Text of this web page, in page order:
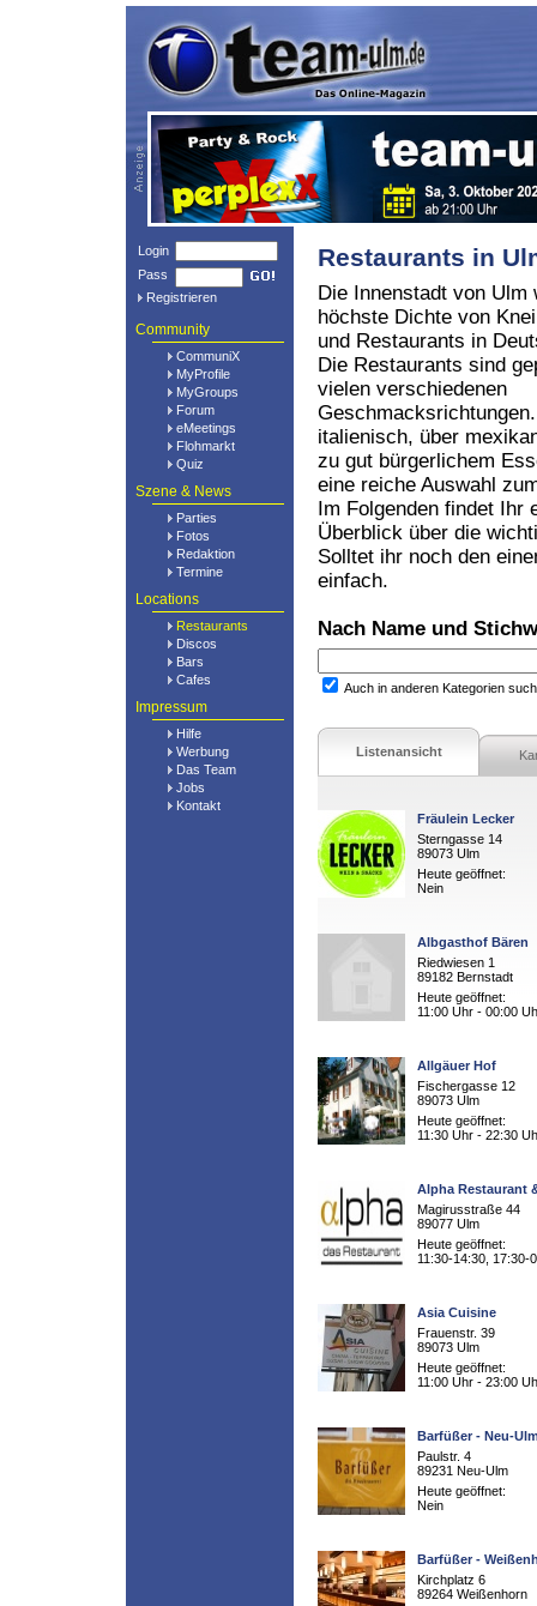
Login
Pass
Registrieren
Community
CommuniX
MyProfile
MyGroups
Forum
eMeetings
Flohmarkt
Quiz
Szene & News
Parties
Fotos
Redaktion
Termine
Locations
Restaurants
Discos
Bars
Cafes
Impressum
Hilfe
Werbung
Das Team
Jobs
Kontakt
Restaurants in
Die Innenstadt von Ulm
höchste Dichte von
und Restaurants in
Die Restaurants sind
vielen verschiedenen
italienisch, über
zu gut bürgerlichem
eine reiche Auswahl
Im Folgenden findet Ihr
Überblick über die
Solltet ihr noch den
einfach.
Nach Name und
Auch in anderen Kategorien
Listenansicht
Fräulein Lecker
Sterngasse 14
89073 Ulm
Heute geöffnet:
Nein
Albgasthof Bären
Riedwiesen 1
89182 Bernstadt
Heute geöffnet:
11:00 Uhr - 00:00
Allgäuer Hof
Fischergasse 12
89073 Ulm
Heute geöffnet:
11:30 Uhr - 22:30
Alpha Restaurant
Magirusstraße 44
89077 Ulm
Heute geöffnet:
11:30-14:30, 17:30-
Asia Cuisine
Frauenstr. 39
89073 Ulm
Heute geöffnet:
11:00 Uhr - 23:00
Barfüßer - Neu-
Paulstr. 4
89231 Neu-Ulm
Heute geöffnet:
Nein
Barfüßer -
Kirchplatz 6
89264 Weißenhorn